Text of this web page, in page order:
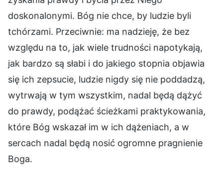
doskonalonymi. Bóg nie chce, by ludzie byli
tchórzami. Przeciwnie: ma nadzieję, że bez
względu na to, jak wiele trudności napotykają,
jak bardzo są słabi i do jakiego stopnia objawia
się ich zepsucie, ludzie nigdy się nie poddadzą,
wytrwają w tym wszystkim, nadal będą dążyć
do prawdy, podążać ścieżkami praktykowania,
które Bóg wskazał im w ich dążeniach, a w
sercach nadal będą nosić ogromne pragnienie
Boga.